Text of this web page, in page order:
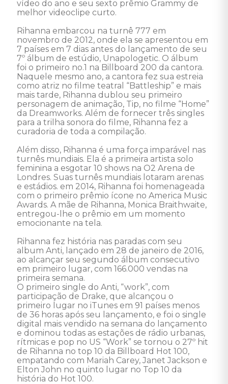
vídeo do ano e seu sexto prêmio Grammy de
melhor videoclipe curto.
Rihanna embarcou na turnê 777 em
novembro de 2012, onde ela se apresentou em
7 países em 7 dias antes do lançamento de seu
7º álbum de estúdio, Unapologetic. O álbum
foi o primeiro no.1 na Billboard 200 da cantora.
Naquele mesmo ano, a cantora fez sua estreia
como atriz no filme teatral “Battleship” e mais
mais tarde, Rihanna dublou seu primeiro
personagem de animação, Tip, no filme “Home”
da Dreamworks. Além de fornecer três singles
para a trilha sonora do filme, Rihanna fez a
curadoria de toda a compilação.
Além disso, Rihanna é uma força imparável nas
turnês mundiais. Ela é a primeira artista solo
feminina a esgotar 10 shows na O2 Arena de
Londres. Suas turnês mundiais lotaram arenas
e estádios. em 2014, Rihanna foi homenageada
com o primeiro prêmio ícone no America Music
Awards. A mãe de Rihanna, Monica Braithwaite,
entregou-lhe o prêmio em um momento
emocionante na tela.
Rihanna fez história nas paradas com seu
album Anti, lançado em 28 de janeiro de 2016,
ao alcançar seu segundo álbum consecutivo
em primeiro lugar, com 166.000 vendas na
primeira semana.
O primeiro single do Anti, “work”, com
participação de Drake, que alcançou o
primeiro lugar no iTunes em 91 países menos
de 36 horas após seu lançamento, e foi o single
digital mais vendido na semana do lançamento
e dominou todas as estações de rádio urbanas,
rítmicas e pop no US “Work” se tornou o 27º hit
de Rihanna no top 10 da Billboard Hot 100,
empatando com Mariah Carey, Janet Jackson e
Elton John no quinto lugar no Top 10 da
história do Hot 100.